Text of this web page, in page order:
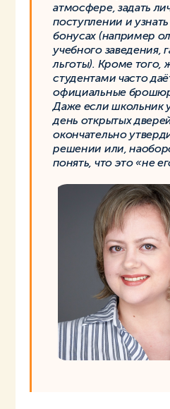
атмосфере, задать
поступлении и
бонусах (например
учебного заведения,
льготы). Кроме того,
студентами часто
официальные
Даже если школьник
день открытых
окончательно
решении или,
понять, что это «не